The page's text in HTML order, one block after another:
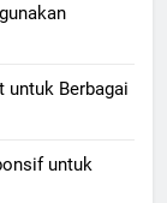
untuk Berbagai
untuk